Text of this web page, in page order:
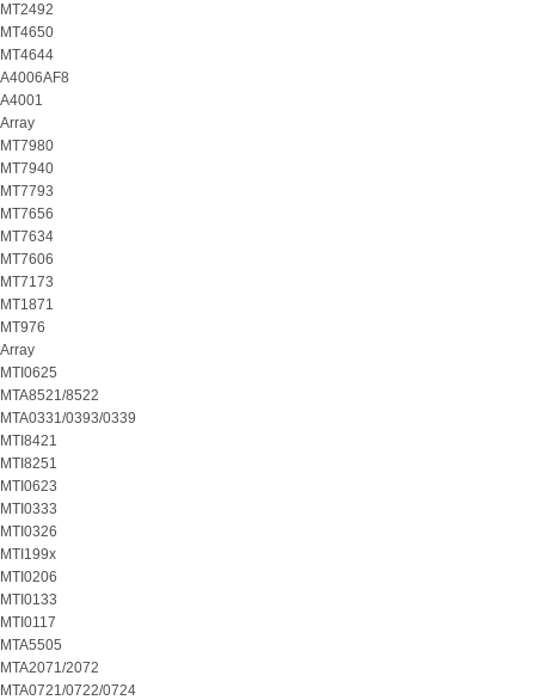
MT2492
MT4650
MT4644
A4006AF8
A4001
Array
MT7980
MT7940
MT7793
MT7656
MT7634
MT7606
MT7173
MT1871
MT976
Array
MTI0625
MTA8521/8522
MTA0331/0393/0339
MTI8421
MTI8251
MTI0623
MTI0333
MTI0326
MTI199x
MTI0206
MTI0133
MTI0117
MTA5505
MTA2071/2072
MTA0721/0722/0724